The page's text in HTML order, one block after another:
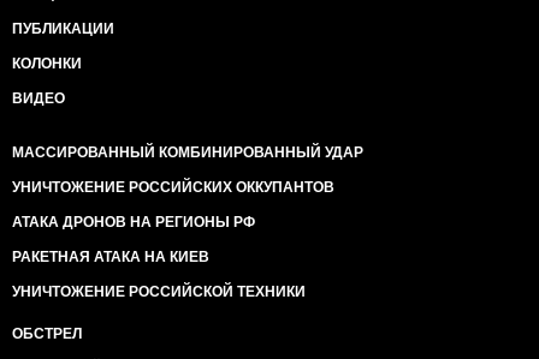
ПУБЛИКАЦИИ
КОЛОНКИ
ВИДЕО
МАССИРОВАННЫЙ КОМБИНИРОВАННЫЙ УДАР
УНИЧТОЖЕНИЕ РОССИЙСКИХ ОККУПАНТОВ
АТАКА ДРОНОВ НА РЕГИОНЫ РФ
РАКЕТНАЯ АТАКА НА КИЕВ
УНИЧТОЖЕНИЕ РОССИЙСКОЙ ТЕХНИКИ
ОБСТРЕЛ